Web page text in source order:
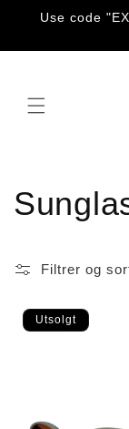
videre til
Use code
S
m
Filtrer og
Utsolgt